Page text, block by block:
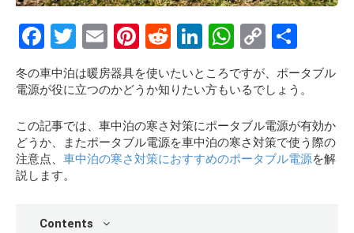
F
a
ce
o
o
k
T
wi
tt
E
m
ail
Pi
nt
er
t
R
e
d
t
Li
ke
n
W
h
at
A
p
C
py
n
k
h
ar
冬の車中泊は暖房器具を使いたいところですが、ポータブル
電源が役に立つのかどうか知りたい方もいるでしょう。
この記事では、車中泊の寒さ対策にポータブル電源が有効か
どうか、またポータブル電源を車中泊の寒さ対策で使う際の
注意点、 車中泊の寒さ対策におすすめのポータブル電源を解
説します。
Contents